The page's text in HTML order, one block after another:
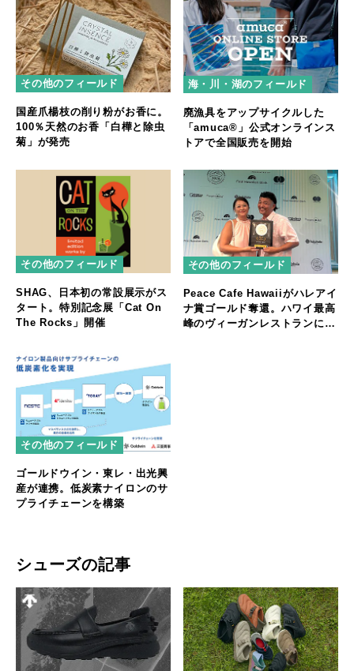
その他のフィールド
国産爪楊枝の削り粉がお香に。
100％天然のお香「白樺と除虫
菊」が発売
海・川・湖のフィールド
廃漁具をアップサイクルした
「amuca®」公式オンラインス
トアで全国販売を開始
その他のフィールド
SHAG、日本初の常設展示がス
タート。特別記念展「Cat On
The Rocks」開催
その他のフィールド
Peace Cafe Hawaiiがハレアイ
ナ賞ゴールド奪還。ハワイ最高
峰のヴィーガンレストランに返
その他のフィールド
ゴールドウイン・東レ・出光興
産が連携。低炭素ナイロンのサ
プライチェーンを構築
シューズの記事